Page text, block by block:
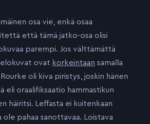
osa vie, enkä osaa
että tämä jatko-osa olisi
parempi. Jos välttämättä
ovat korkeintaan samalla
oli kiva piristys, joskin hänen
eli oraalifiksaatio hammastikun
häiritsi. Leffasta ei kuitenkaan
ole pahaa sanottavaa. Loistava